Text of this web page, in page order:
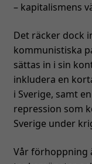
– kapitalismens
Det räcker dock
kommunistiska
sättas in i sin
inkludera en
i Sverige, samt
repression som
Sverige under
Vår förhoppning